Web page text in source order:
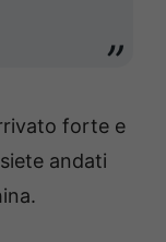
forte e
andati